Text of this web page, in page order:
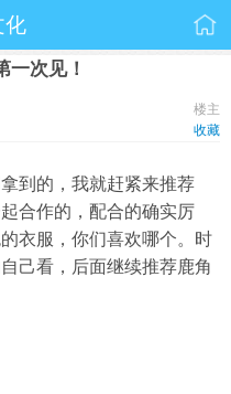
化
一次见！
楼主
收藏
到的，我就赶紧来推荐
合作的，配合的确实厉
衣服，你们喜欢哪个。时
己看，后面继续推荐鹿角